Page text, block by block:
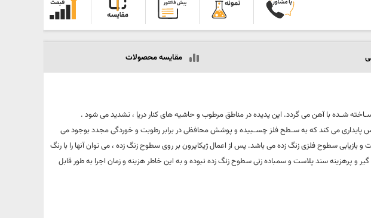
مقایسه محصولات
تاسیسات و وسائل سـاخته شـده با آهن می گردد. این پدیده در مناطق مرطوب و حاشیه های کنار دریا ، تشدید می شود .
پایداری می کند که به سـطح فلز چسـبیده و پوشش محافظی در برابر رطوبت و خوردگی مجدد بوجود می
سطوح فلزی زنگ زده می باشد. پس از اعمال ژیکایرون بر روی سطوح زنگ زده ، می توان آنها را با رنگ
و پرهزینه سند پلاست و سمباده زنی سطوح زنگ زده نبوده و به این خاطر هزینه و زمان اجرا به طور قابل